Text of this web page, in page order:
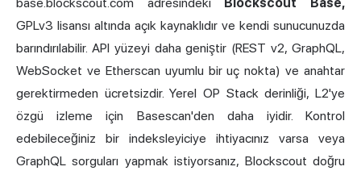
GPLv3 lisansı altında açık kaynaklıdır ve kendi sunucunuzda
barındırılabilir. API yüzeyi daha geniştir (REST v2, GraphQL,
WebSocket ve Etherscan uyumlu bir uç nokta) ve anahtar
gerektirmeden ücretsizdir. Yerel OP Stack derinliği, L2'ye
özgü izleme için Basescan'den daha iyidir. Kontrol
edebileceğiniz bir indeksleyiciye ihtiyacınız varsa veya
GraphQL sorguları yapmak istiyorsanız, Blockscout doğru